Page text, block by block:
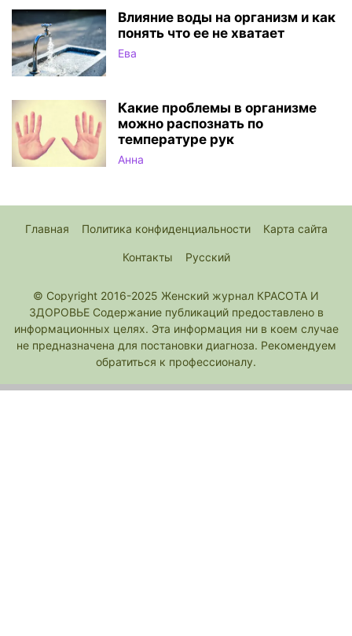
Влияние воды на организм и как
понять что ее не хватает
Ева
Какие проблемы в организме
можно распознать по
температуре рук
Анна
Главная Политика конфиденциальности Карта сайта
Контакты Русский
© Copyright 2016-2025 Женский журнал КРАСОТА И
ЗДОРОВЬЕ Содержание публикаций предоставлено в
информационных целях. Эта информация ни в коем случае
не предназначена для постановки диагноза. Рекомендуем
обратиться к профессионалу.